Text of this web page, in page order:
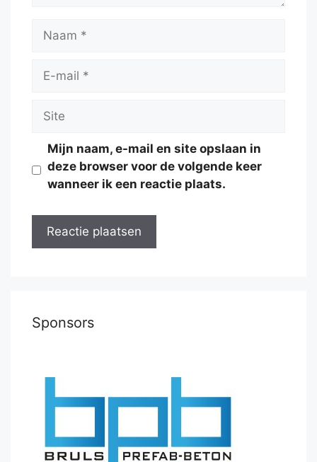
Naam
Site
Mijn naam, e-mail en site opslaan in
deze browser voor de volgende keer
wanneer ik een reactie plaats.
Sponsors